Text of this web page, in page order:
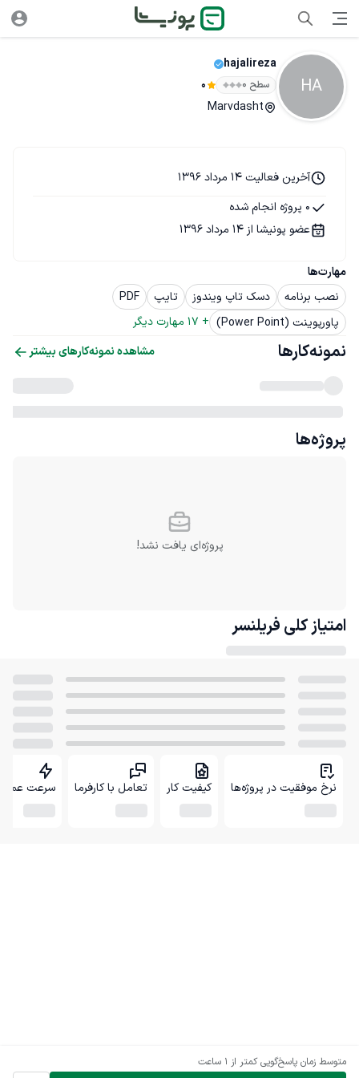
HA
hajalireza
سطح ۰ 0
Marvdasht
متوسط زمان پاسخ‌گویی کمتر از 1 ساعت
مهارت‌ها
نصب برنامه
دسک تاپ ویندوز تایپ
PDF
پاورپوینت (Power Point)
+
17 مهارت دیگر
آخرین فعالیت 14 مرداد 1396
0 پروژه انجام شده
عضو پونیشا از 14 مرداد 1396
نمونه‌کارها مشاهده نمونه‌کارهای بیشتر
پروژه‌ها
پروژه‌ای یافت نشد!
امتیاز کلی فریلنسر
نرخ موفقیت در پروژه‌ها کیفیت کار تعامل با کارفرما سرعت عمل